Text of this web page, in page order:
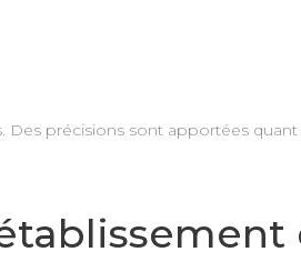
Des précisions sont apportées